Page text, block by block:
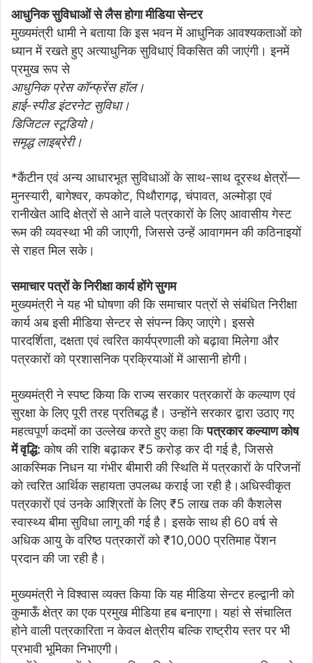
आधुनिक सुविधाओं से लैस होगा मीडिया सेन्टर
मुख्यमंत्री धामी ने बताया कि इस भवन में आधुनिक आवश्यकताओं को
ध्यान में रखते हुए अत्याधुनिक सुविधाएं विकसित की जाएंगी। इनमें
प्रमुख रूप से
आधुनिक प्रेस कॉन्फ्रेंस हॉल।
हाई-स्पीड इंटरनेट सुविधा।
डिजिटल स्टूडियो।
समृद्ध लाइब्रेरी।
*कैंटीन एवं अन्य आधारभूत सुविधाओं के साथ-साथ दूरस्थ क्षेत्रों—
मुनस्यारी, बागेश्वर, कपकोट, पिथौरागढ़, चंपावत, अल्मोड़ा एवं
रानीखेत आदि क्षेत्रों से आने वाले पत्रकारों के लिए आवासीय गेस्ट
रूम की व्यवस्था भी की जाएगी, जिससे उन्हें आवागमन की कठिनाइयों
से राहत मिल सके।
समाचार पत्रों के निरीक्षा कार्य होंगे सुगम
मुख्यमंत्री ने यह भी घोषणा की कि समाचार पत्रों से संबंधित निरीक्षा
कार्य अब इसी मीडिया सेन्टर से संपन्न किए जाएंगे। इससे
पारदर्शिता, दक्षता एवं त्वरित कार्यप्रणाली को बढ़ावा मिलेगा और
पत्रकारों को प्रशासनिक प्रक्रियाओं में आसानी होगी।
मुख्यमंत्री ने स्पष्ट किया कि राज्य सरकार पत्रकारों के कल्याण एवं
सुरक्षा के लिए पूरी तरह प्रतिबद्ध है। उन्होंने सरकार द्वारा उठाए गए
महत्वपूर्ण कदमों का उल्लेख करते हुए कहा किपत्रकार कल्याण कोष
में वृद्धि: कोष की राशि बढ़ाकर ₹5 करोड़ कर दी गई है, जिससे
आकस्मिक निधन या गंभीर बीमारी की स्थिति में पत्रकारों के परिजनों
को त्वरित आर्थिक सहायता उपलब्ध कराई जा रही है।अधिस्वीकृत
पत्रकारों एवं उनके आश्रितों के लिए ₹5 लाख तक की कैशलेस
स्वास्थ्य बीमा सुविधा लागू की गई है। इसके साथ ही 60 वर्ष से
अधिक आयु के वरिष्ठ पत्रकारों को ₹10,000 प्रतिमाह पेंशन
प्रदान की जा रही है।
मुख्यमंत्री ने विश्वास व्यक्त किया कि यह मीडिया सेन्टर हल्द्वानी को
कुमाऊँ क्षेत्र का एक प्रमुख मीडिया हब बनाएगा। यहां से संचालित
होने वाली पत्रकारिता न केवल क्षेत्रीय बल्कि राष्ट्रीय स्तर पर भी
प्रभावी भूमिका निभाएगी।